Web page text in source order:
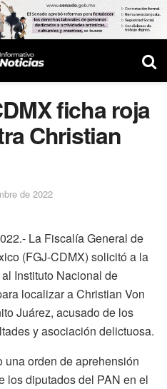
ficha roja
Christian
de 2022
La Fiscalía General de
(FGJ-CDMX) solicitó a la
Instituto Nacional de
localizar a Christian Von
Juárez, acusado de los
y asociación delictuosa.
orden de aprehensión
los diputados del PAN en el